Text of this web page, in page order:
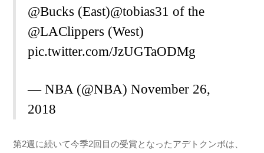
@Bucks (East)@tobias31 of the
@LAClippers (West)
pic.twitter.com/JzUGTaODMg
— NBA (@NBA) November 26,
2018
第2週に続いて今季2回目の受賞となったアデトクンボは、